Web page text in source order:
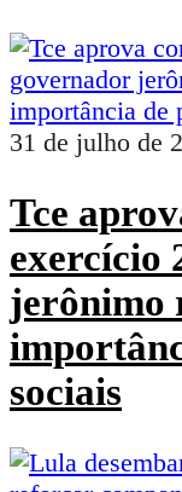
31 de julho de
Tce
exercício
jerônimo
sociais